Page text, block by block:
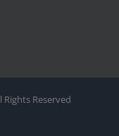
Rights Reserved